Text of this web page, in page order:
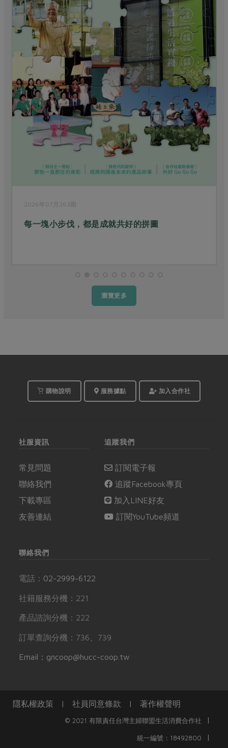
好的拼圖 參與是條長長的河
瀏覽更多
購物說明 服務據點 加入合作社
社服資訊
常見問題
聯絡我們
下載專區
友善連結
追蹤我們
訂閱電子報
追蹤Facebook專頁
加入LINE好友
訂閱YouTube頻道
聯絡我們
電話： 02-2999-6122
社籍服務分機：221
產品諮詢分機：222
訂單查詢分機：736、739
Email：gncoop@hucc-coop.tw
隱私權政策 | 社員同意條款 | 著作權聲明
© 2021 有限責任台灣主婦聯盟生活消費合作社 |
統一編號：18492800 |